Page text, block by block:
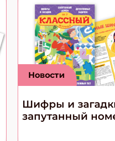
Новости
Шифры и
запутанный